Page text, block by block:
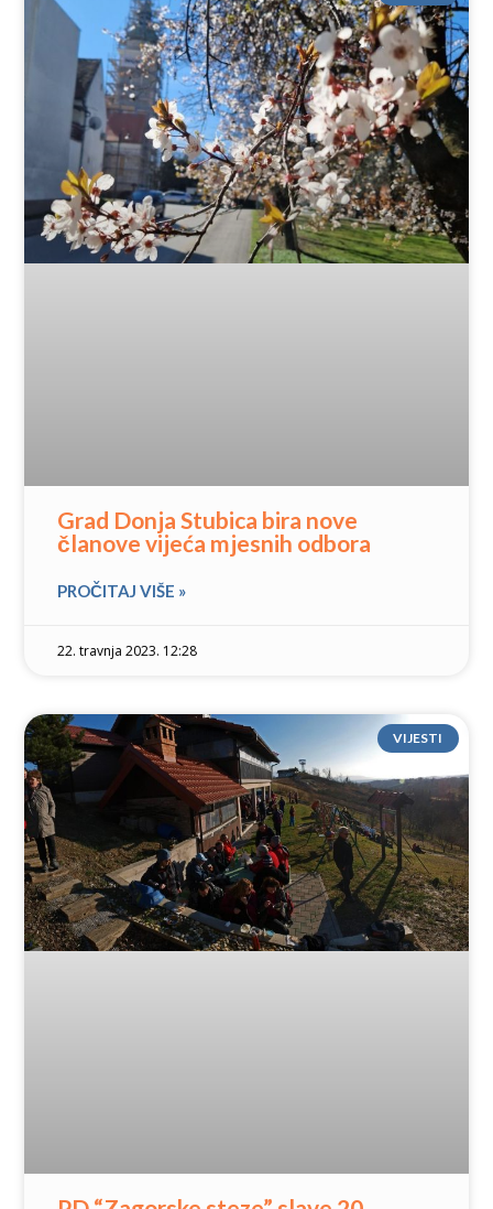
Grad Donja Stubica bira nove
članove vijeća mjesnih odbora
PROČITAJ VIŠE »
22. travnja 2023. 12:28
VIJESTI